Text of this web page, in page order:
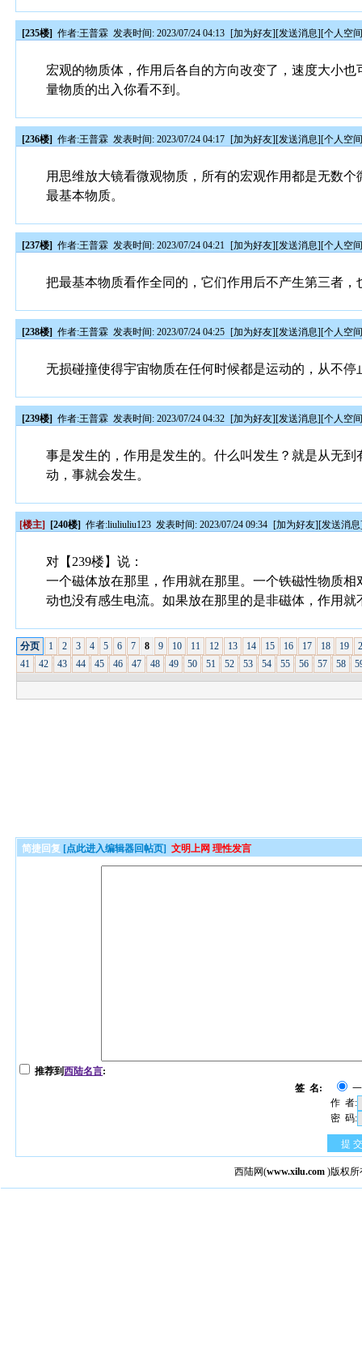
[235楼] 作者:王普霖 发表时间: 2023/07/24 04:13 [加为好友][发送消息][个人空
宏观的物质体，作用后各自的方向改变了，速度大小
量物质的出入你看不到。
[236楼] 作者:王普霖 发表时间: 2023/07/24 04:17 [加为好友][发送消息][个人空
用思维放大镜看微观物质，所有的宏观作用都是无数
最基本物质。
[237楼] 作者:王普霖 发表时间: 2023/07/24 04:21 [加为好友][发送消息][个人空
把最基本物质看作全同的，它们作用后不产生第三者
[238楼] 作者:王普霖 发表时间: 2023/07/24 04:25 [加为好友][发送消息][个人空
无损碰撞使得宇宙物质在任何时候都是运动的，从不停
[239楼] 作者:王普霖 发表时间: 2023/07/24 04:32 [加为好友][发送消息][个人空
事是发生的，作用是发生的。什么叫发生？就是从无
动，事就会发生。
[楼主] [240楼] 作者:liuliuliu123 发表时间: 2023/07/24 09:34 [加为好友][发送消息
对【239楼】说：
一个磁体放在那里，作用就在那里。一个铁磁性物质
动也没有感生电流。如果放在那里的是非磁体，作用
分页 1 2 3 4 5 6 7 8 9 10 11 12 13 14 15 16 17 18 19
41
42 43 44 45 46 47 48 49 50 51 52 53 54 55 56 57 58
简捷回复 [点此进入编辑器回帖页] 文明上网 理性发言
推荐到西陆名言:
签 名:
作 者:
密 码:
提 交
西陆网(www.xilu.com )版权